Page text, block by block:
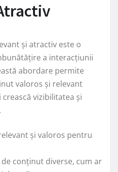
și atractiv este o
a interacțiunii
abordare permite
valoros și relevant
vizibilitatea și
și valoros pentru
conținut diverse, cum ar